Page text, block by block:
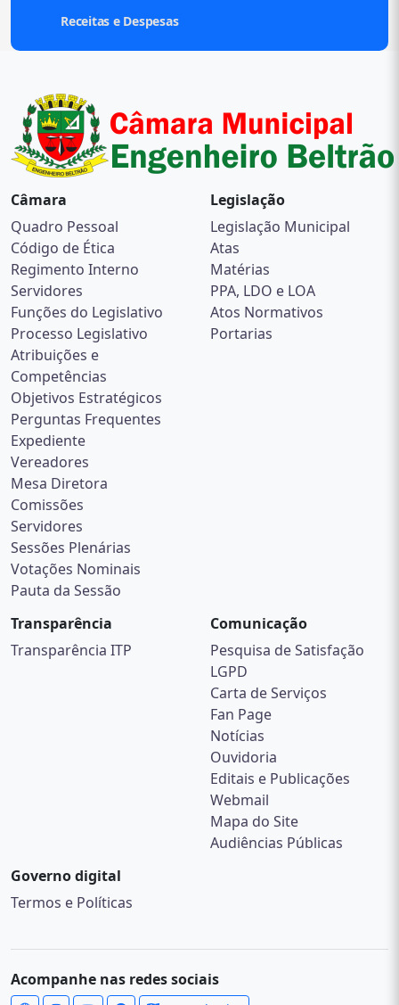
Receitas e Despesas
Câmara
Quadro Pessoal
Código de Ética
Regimento Interno
Servidores
Funções do Legislativo
Processo Legislativo
Atribuições e
Competências
Objetivos Estratégicos
Perguntas Frequentes
Expediente
Vereadores
Mesa Diretora
Comissões
Servidores
Sessões Plenárias
Votações Nominais
Pauta da Sessão
Legislação
Legislação Municipal
Atas
Matérias
PPA, LDO e LOA
Atos Normativos
Portarias
Transparência
Transparência ITP
Comunicação
Pesquisa de Satisfação
LGPD
Carta de Serviços
Fan Page
Notícias
Ouvidoria
Editais e Publicações
Webmail
Mapa do Site
Audiências Públicas
Governo digital
Termos e Políticas
Acompanhe nas redes sociais